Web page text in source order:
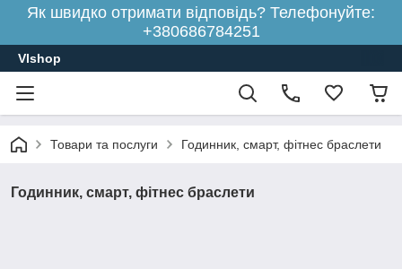
Як швидко отримати відповідь? Телефонуйте:
+380686784251
Vlshop
Товари та послуги Годинник, смарт, фітнес браслети
Годинник, смарт, фітнес браслети